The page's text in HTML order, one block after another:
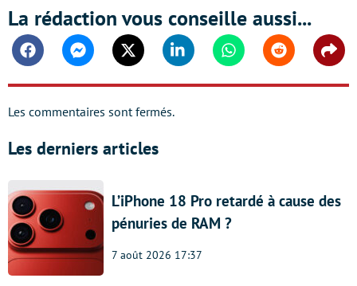
La rédaction vous conseille aussi...
FacebookMessengerTwitter Linkedin WhatsappReddit
Les commentaires sont fermés.
Les derniers articles
L’iPhone 18 Pro retardé à cause des
pénuries de RAM ?
7 août 2026 17:37